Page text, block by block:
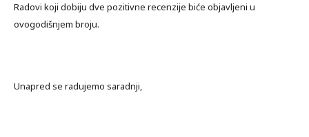
Radovi koji dobiju dve pozitivne recenzije biće objavljeni u
ovogodišnjem broju.
Unapred se radujemo saradnji,